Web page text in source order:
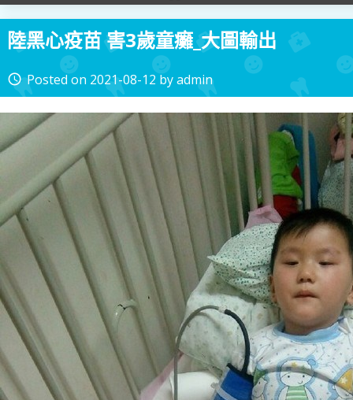
陸黑心疫苗 害3歲童癱_大圖輸出
access_time Posted on 2021-08-12 byadmin